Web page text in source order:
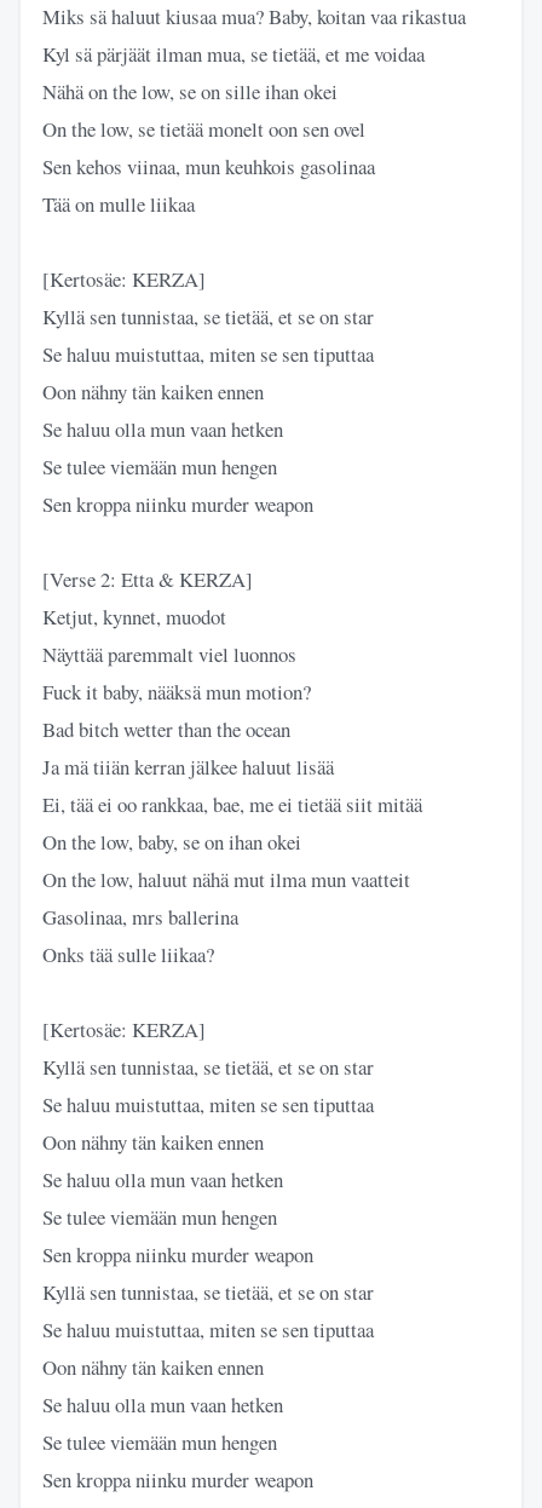
Miks sä haluut kiusaa mua? Baby, koitan vaa rikastua
Kyl sä pärjäät ilman mua, se tietää, et me voidaa
Nähä on the low, se on sille ihan okei
On the low, se tietää monelt oon sen ovel
Sen kehos viinaa, mun keuhkois gasolinaa
Tää on mulle liikaa
[Kertosäe: KERZA]
Kyllä sen tunnistaa, se tietää, et se on star
Se haluu muistuttaa, miten se sen tiputtaa
Oon nähny tän kaiken ennen
Se haluu olla mun vaan hetken
Se tulee viemään mun hengen
Sen kroppa niinku murder weapon
[Verse 2: Etta & KERZA]
Ketjut, kynnet, muodot
Näyttää paremmalt viel luonnos
Fuck it baby, nääksä mun motion?
Bad bitch wetter than the ocean
Ja mä tiiän kerran jälkee haluut lisää
Ei, tää ei oo rankkaa, bae, me ei tietää siit mitää
On the low, baby, se on ihan okei
On the low, haluut nähä mut ilma mun vaatteit
Gasolinaa, mrs ballerina
Onks tää sulle liikaa?
[Kertosäe: KERZA]
Kyllä sen tunnistaa, se tietää, et se on star
Se haluu muistuttaa, miten se sen tiputtaa
Oon nähny tän kaiken ennen
Se haluu olla mun vaan hetken
Se tulee viemään mun hengen
Sen kroppa niinku murder weapon
Kyllä sen tunnistaa, se tietää, et se on star
Se haluu muistuttaa, miten se sen tiputtaa
Oon nähny tän kaiken ennen
Se haluu olla mun vaan hetken
Se tulee viemään mun hengen
Sen kroppa niinku murder weapon